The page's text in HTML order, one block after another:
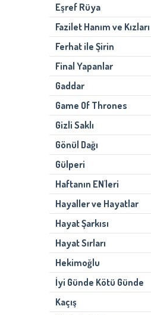
Eşref Rüya
Fazilet Hanım ve Kızları
Ferhat ile Şirin
Final Yapanlar
Gaddar
Game Of Thrones
Gizli Saklı
Gönül Dağı
Gülperi
Haftanın EN'leri
Hayaller ve Hayatlar
Hayat Şarkısı
Hayat Sırları
Hekimoğlu
İyi Günde Kötü Günde
Kaçış